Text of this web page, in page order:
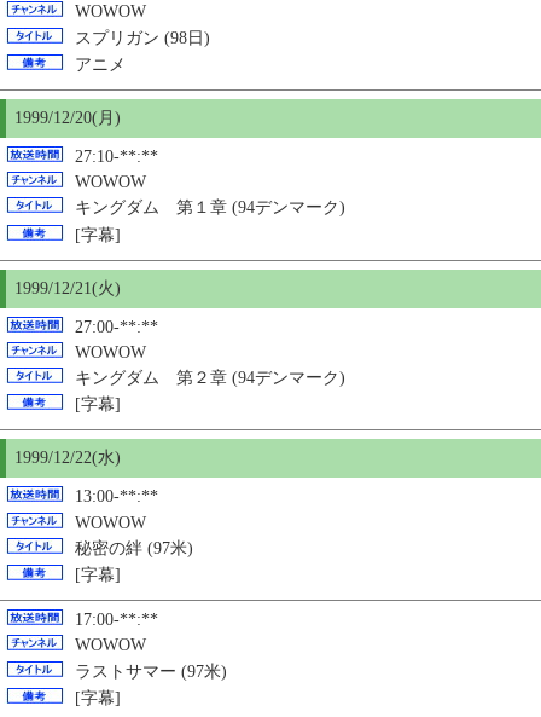
WOWOW
スプリガン (98日)
アニメ
1999/12/20(月)
27:10-**:**
WOWOW
キングダム 第１章 (94デンマーク)
[字幕]
1999/12/21(火)
27:00-**:**
WOWOW
キングダム 第２章 (94デンマーク)
[字幕]
1999/12/22(水)
13:00-**:**
WOWOW
秘密の絆 (97米)
[字幕]
17:00-**:**
WOWOW
ラストサマー (97米)
[字幕]